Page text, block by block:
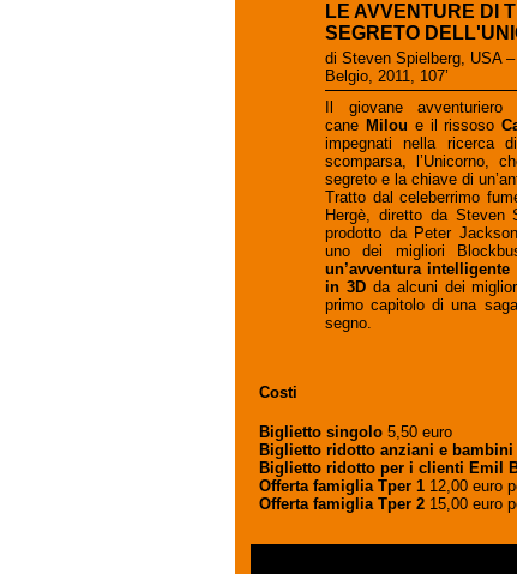
LE AVVENTURE DI
SEGRETO
di Steven Spielberg, USA
Belgio, 2011, 107’
Il giovane
cane Milou e il rissoso
impegnati nella ricerca
scomparsa, l’Unicorno,
segreto e la chiave di
Tratto dal celeberrimo
Hergè, diretto da Steven
prodotto da Peter
uno dei migliori
un’avventura
in 3Dda alcuni dei
primo capitolo di una
segno.
Costi
Biglietto singolo 5,50 euro
Biglietto ridotto anziani e bambini
Biglietto ridotto per i clienti Emil
Offerta famiglia Tper 1 12,00 euro
Offerta famiglia Tper 2 15,00 euro